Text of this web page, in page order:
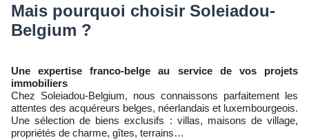
Mais pourquoi choisir Soleiadou-
Belgium ?
Une expertise franco-belge au service de vos projets
immobiliers
Chez Soleiadou-Belgium, nous connaissons parfaitement les
attentes des acquéreurs belges, néerlandais et luxembourgeois.
Une sélection de biens exclusifs : villas, maisons de village,
propriétés de charme, gîtes, terrains…